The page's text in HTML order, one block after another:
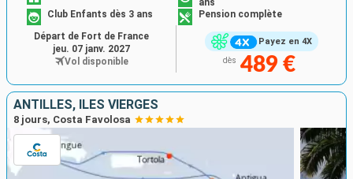
Payez en 4X
Club Enfants dès 3 ans
Pension complète
dès 489 €
Départ de Fort de France
jeu. 07 janv. 2027
Vol disponible
ANTILLES, ILES VIERGES
8 jours, Costa Favolosa